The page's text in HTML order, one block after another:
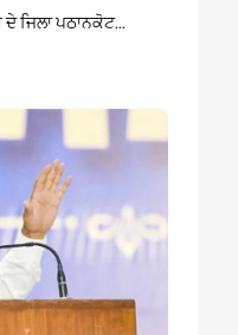
ਜਿਲਾ ਪਠਾਨਕੋਟ...